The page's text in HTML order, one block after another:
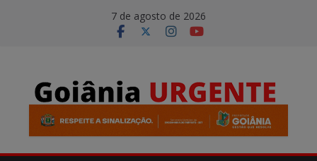
7 de agosto de 2026
modal-check